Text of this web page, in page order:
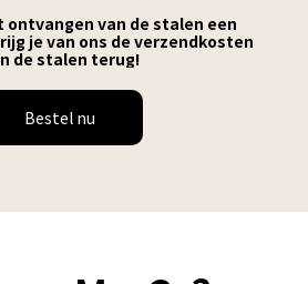
ontvangen van de stalen een
je van ons de verzendkosten
de stalen terug!
Bestel nu